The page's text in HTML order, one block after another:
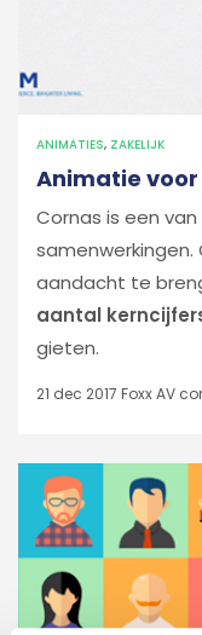
ANIMATIES, ZAKELIJK
Animatie voor
Cornas is een
aandacht te
aantal
gieten.
21 dec 2017 Foxx AV